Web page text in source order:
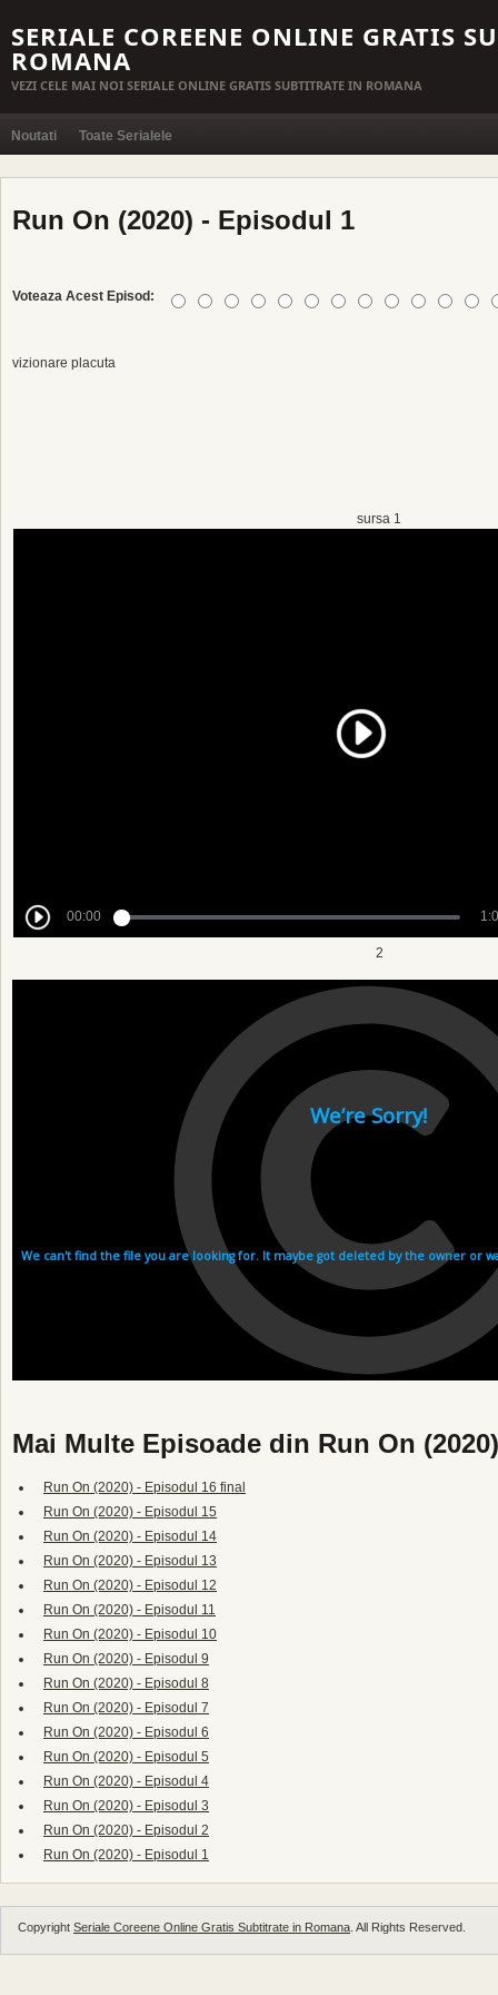
SERIALE COREENE ONLINE GRATIS
ROMANA
VEZI CELE MAI NOI SERIALE ONLINE GRATIS SUBTITRATE IN ROMANA
Noutati Toate Serialele
Run On (2020) - Episodul 1
Voteaza Acest Episod:
vizionare placuta
sursa 1
2
Mai Multe Episoade din Run On (2020)
Run On (2020) - Episodul 16 final
Run On (2020) - Episodul 15
Run On (2020) - Episodul 14
Run On (2020) - Episodul 13
Run On (2020) - Episodul 12
Run On (2020) - Episodul 11
Run On (2020) - Episodul 10
Run On (2020) - Episodul 9
Run On (2020) - Episodul 8
Run On (2020) - Episodul 7
Run On (2020) - Episodul 6
Run On (2020) - Episodul 5
Run On (2020) - Episodul 4
Run On (2020) - Episodul 3
Run On (2020) - Episodul 2
Run On (2020) - Episodul 1
Copyright Seriale Coreene Online Gratis Subtitrate in Romana . All Rights Reserved.